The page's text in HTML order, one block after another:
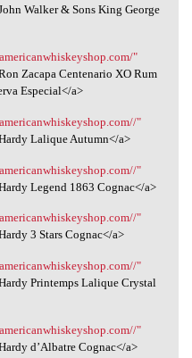
Walker & Sons King George
"
Zacapa Centenario XO Rum
Especial</a>
"
Lalique Autumn</a>
"
Legend 1863 Cognac</a>
"
3 Stars Cognac</a>
"
Printemps Lalique Crystal
"
d’Albatre Cognac</a>